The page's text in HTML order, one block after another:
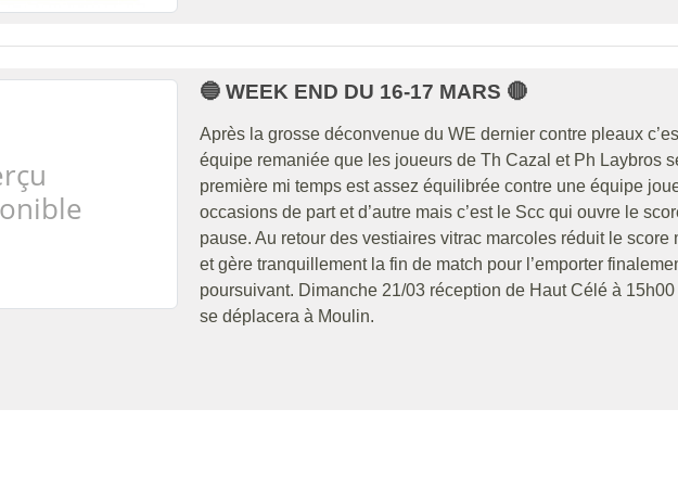
🔵 WEEK END DU 16-17 MARS 🔴
Après la grosse déconvenue du WE dernier contre pleaux
équipe remaniée que les joueurs de Th Cazal et Ph Laybros
première mi temps est assez équilibrée contre une équipe
occasions de part et d’autre mais c’est le Scc qui ouvre le
pause. Au retour des vestiaires vitrac marcoles réduit le
et gère tranquillement la fin de match pour l’emporter
poursuivant. Dimanche 21/03 réception de Haut Célé à
se déplacera à Moulin.